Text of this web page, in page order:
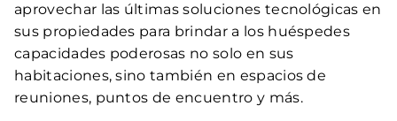
aprovechar las últimas soluciones tecnológicas en
sus propiedades para brindar a los huéspedes
capacidades poderosas no solo en sus
habitaciones, sino también en espacios de
reuniones, puntos de encuentro y más.